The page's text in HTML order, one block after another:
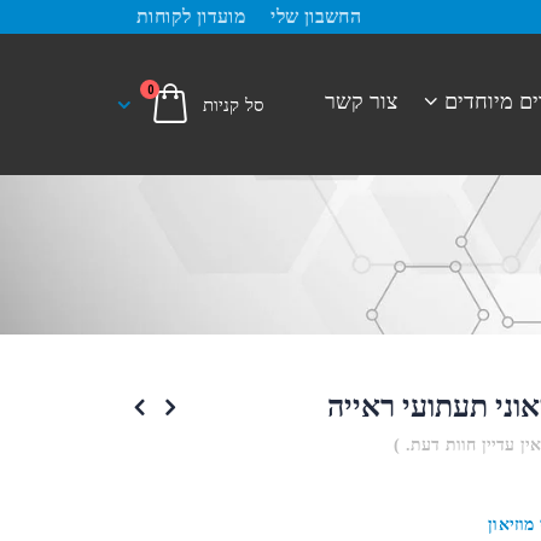
החשבון שלי מועדון לקוחות
מיוחדים צור קשר 0
תעתועי ראייה
עדיין חוות דעת. )